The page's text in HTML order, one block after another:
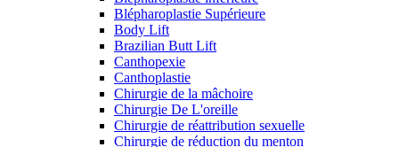
Blépharoplastie Supérieure
Body Lift
Brazilian Butt Lift
Canthopexie
Canthoplastie
Chirurgie de la mâchoire
Chirurgie De L'oreille
Chirurgie de réattribution sexuelle
Chirurgie de réduction du menton